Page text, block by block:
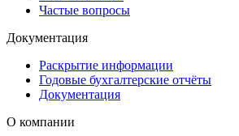
Частые вопросы
Документация
Раскрытие информации
Годовые бухгалтерские отчёты
Документация
О компании